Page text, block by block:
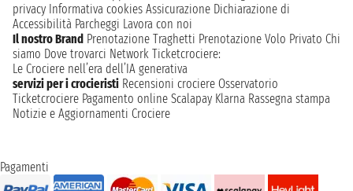
privacy Informativa cookies Assicurazione Dichiarazione di
Accessibilità Parcheggi Lavora con noi
Il nostro Brand Prenotazione Traghetti Prenotazione Volo Privato Chi
siamo Dove trovarci Network Ticketcrociere:
Le Crociere nell’era dell’IA generativa
servizi per i crocieristi Recensioni crociere Osservatorio
Ticketcrociere Pagamento online Scalapay Klarna Rassegna stampa
Notizie e Aggiornamenti Crociere
Pagamenti